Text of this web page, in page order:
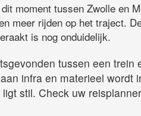
moment tussen Zwolle en
meer rijden op het traject.
is nog onduidelijk.
tussen een trein
infra en materieel wordt
stil. Check uw